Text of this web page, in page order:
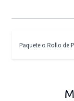
Paquete o Rollo de